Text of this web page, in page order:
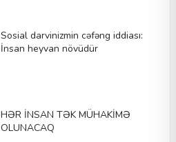
Sosial darvinizmin cəfəng iddiası:
İnsan heyvan növüdür
HƏR İNSAN TƏK MÜHAKİMƏ
OLUNACAQ